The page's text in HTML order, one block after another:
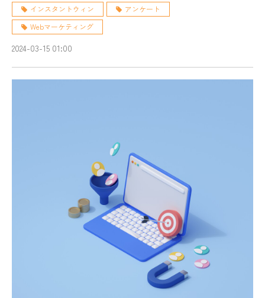
インスタントウィン
アンケート
Webマーケティング
2024-03-15 01:00